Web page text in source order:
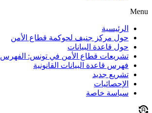
Menu
الرئيسية
حول مركز جنيف لحوكمة قطاع الأمن
حول قاعدة البيانات
تشريعات قطاع الأمن في تونس: الفهرس 1956-2011
فهرس قاعدة البيانات القانونية
تشريع جديد
الإحصائيات
سياسة خاصة